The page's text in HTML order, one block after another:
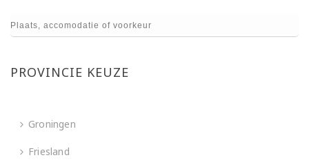
PROVINCIE KEUZE
Groningen
Friesland